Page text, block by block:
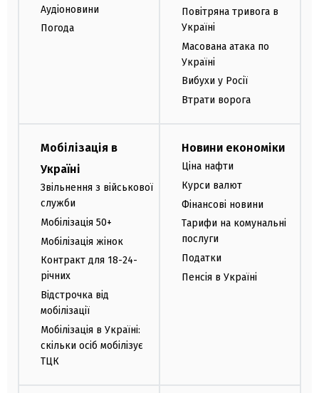
Аудіоновини
Погода
Повітряна тривога в
Україні
Масована атака по
Україні
Вибухи у Росії
Втрати ворога
Мобілізація в
Україні
Звільнення з військової
служби
Мобілізація 50+
Мобілізація жінок
Контракт для 18-24-
річних
Відстрочка від
мобілізації
Мобілізація в Україні:
скільки осіб мобілізує
ТЦК
Новини економіки
Ціна нафти
Курси валют
Фінансові новини
Тарифи на комунальні
послуги
Податки
Пенсія в Україні